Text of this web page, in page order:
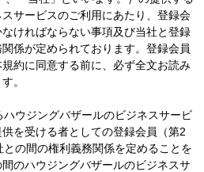
サービスのご利用にあたり、登録会
ければならない事項及び当社と登録
係が定められております。登録会員
約に同意する前に、必ず全文お読み
。
ウジングバザールのビジネスサービ
を受ける者としての登録会員（第2
の間の権利義務関係を定めることを
のハウジングバザールのビジネスサ